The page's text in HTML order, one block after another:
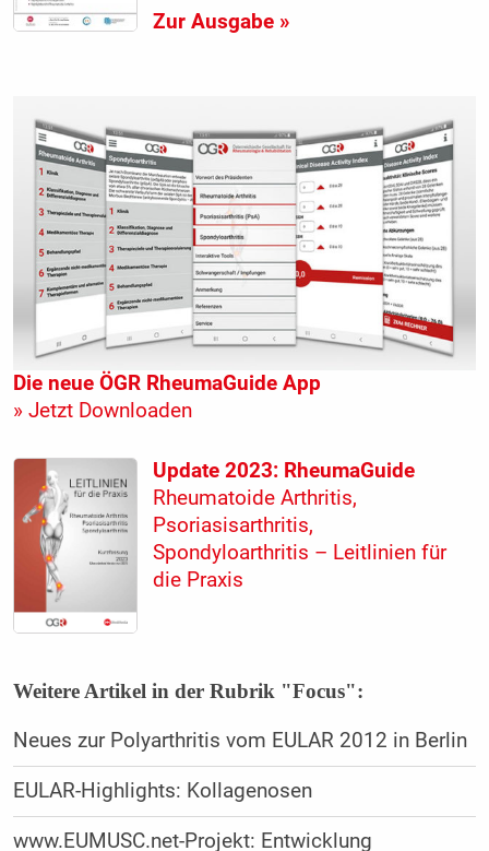
Zur Ausgabe »
Die neue ÖGR RheumaGuide App
» Jetzt Downloaden
Update 2023: RheumaGuide
Rheumatoide Arthritis,
Psoriasisarthritis,
Spondyloarthritis – Leitlinien für
die Praxis
Weitere Artikel in der Rubrik "Focus":
Neues zur Polyarthritis vom EULAR 2012 in Berlin
EULAR-Highlights: Kollagenosen
www.EUMUSC.net-Projekt: Entwicklung